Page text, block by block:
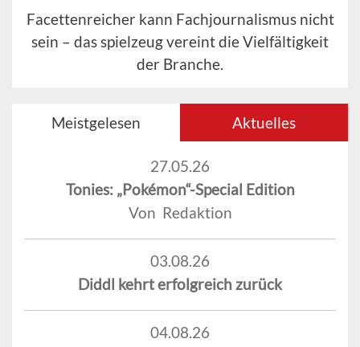
Facettenreicher kann Fachjournalismus nicht
sein – das spielzeug vereint die Vielfältigkeit
der Branche.
Meistgelesen Aktuelles
27.05.26
Tonies: „Pokémon“-Special Edition
Von Redaktion
03.08.26
Diddl kehrt erfolgreich zurück
04.08.26